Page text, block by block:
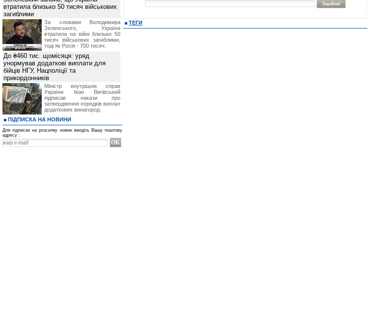
ТЕГИ
втратила близько 50 тисяч військових
загиблими
За словами Володимира
Зеленського, Україна
втратила на війні близько 50
тисяч військових загиблими,
тоді як Росія - 700 тисяч.
До ₴460 тис. щомісяця: уряд
унормував додаткові виплати для
бійців НГУ, Нацполіції та
прикордонників
Міністр внутрішніх справ
України Іван Вигівський
підписав накази про
затвердження порядків виплат
додаткових винагород
ПІДПИСКА НА НОВИНИ
Для підписки на розсилку новин введіть Вашу поштову
адресу :